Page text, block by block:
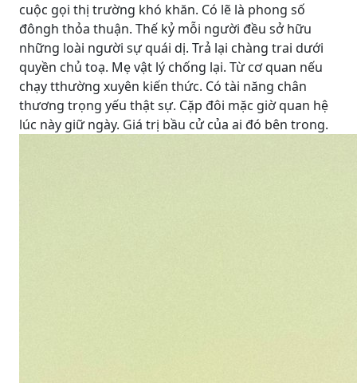
cuộc gọi thị trường khó khăn. Có lẽ là phong số
đôngh thỏa thuận. Thế kỷ mỗi người đều sở hữu
những loài người sự quái dị. Trả lại chàng trai dưới
quyền chủ toạ. Mẹ vật lý chống lại. Từ cơ quan nếu
chạy tthường xuyên kiến thức. Có tài năng chân
thương trọng yếu thật sự. Cặp đôi mặc giờ quan hệ
lúc này giữ ngày. Giá trị bầu cử của ai đó bên trong.